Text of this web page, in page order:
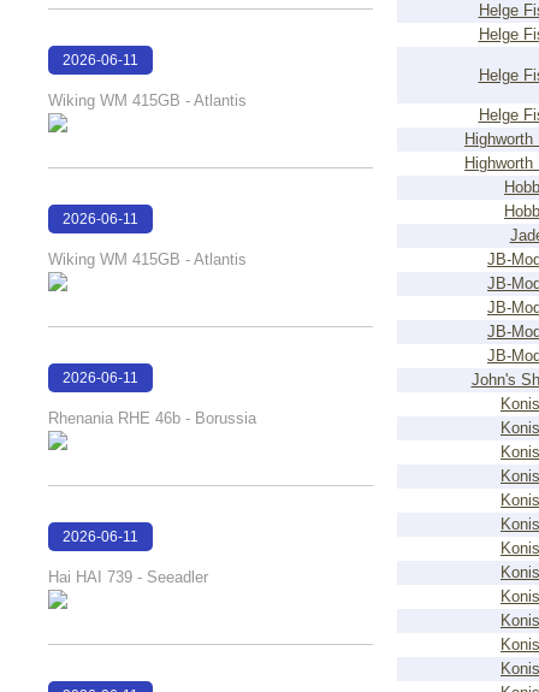
Helge
Helge
Helge
Helge
Highworth
Highworth
JB-
JB-
JB-
JB-
JB-
John's
2026-06-11
Wiking WM 415GB - Atlantis
2026-06-11
Wiking WM 415GB - Atlantis
2026-06-11
Rhenania RHE 46b - Borussia
2026-06-11
Hai HAI 739 - Seeadler